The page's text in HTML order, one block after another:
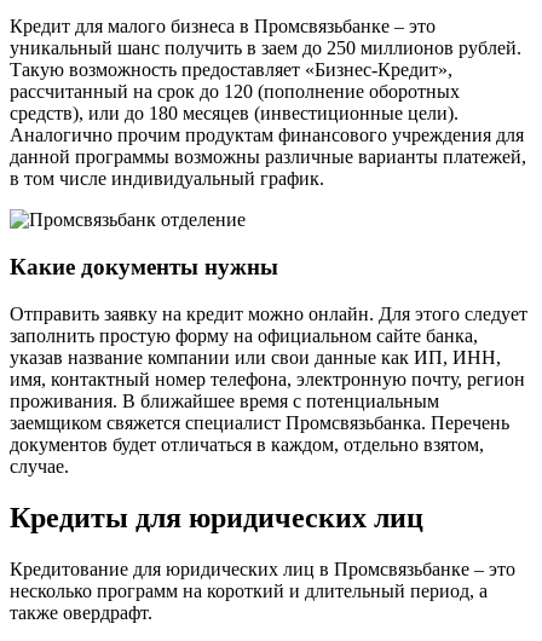
Кредит для малого бизнеса в Промсвязьбанке – это
уникальный шанс получить в заем до 250 миллионов рублей.
Такую возможность предоставляет «Бизнес-Кредит»,
рассчитанный на срок до 120 (пополнение оборотных
средств), или до 180 месяцев (инвестиционные цели).
Аналогично прочим продуктам финансового учреждения для
данной программы возможны различные варианты платежей,
в том числе индивидуальный график.
Какие документы нужны
Отправить заявку на кредит можно онлайн. Для этого следует
заполнить простую форму на официальном сайте банка,
указав название компании или свои данные как ИП, ИНН,
имя, контактный номер телефона, электронную почту, регион
проживания. В ближайшее время с потенциальным
заемщиком свяжется специалист Промсвязьбанка. Перечень
документов будет отличаться в каждом, отдельно взятом,
случае.
Кредиты для юридических лиц
Кредитование для юридических лиц в Промсвязьбанке – это
несколько программ на короткий и длительный период, а
также овердрафт.